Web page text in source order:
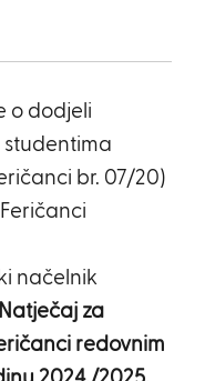
o dodjeli
studentima
br. 07/20)
načelnik
Natječaj za
redovnim